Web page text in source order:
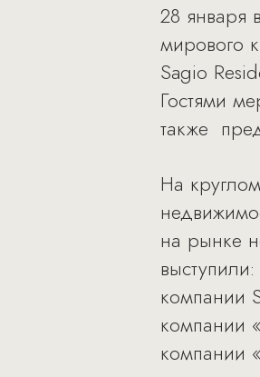
28 января
мирового
Sagio
Гостями
также
На
на рынке
компании
компании
компании